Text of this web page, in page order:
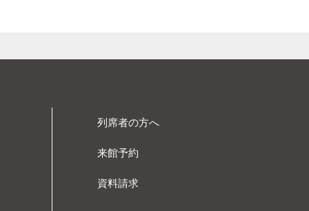
列席者の方へ
来館予約
資料請求